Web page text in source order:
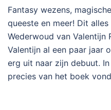
Fantasy wezens,
queeste en meer! Dit
Wederwoud van Valentijn
Valentijn al een paar jaar
erg uit naar zijn debuut.
precies van het boek